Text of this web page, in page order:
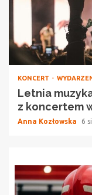
KONCERT
Letnia
z koncertem
Anna Kozłowska 6